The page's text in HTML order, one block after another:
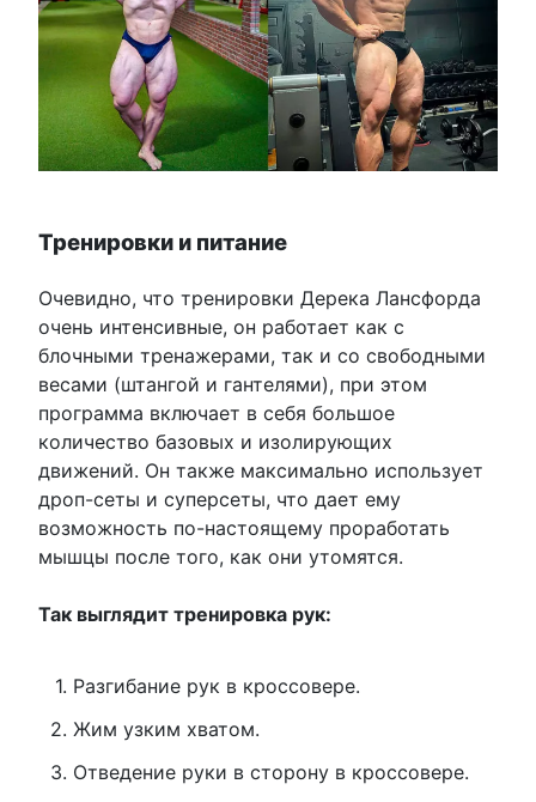
Тренировки и питание
Очевидно, что тренировки Дерека Лансфорда
очень интенсивные, он работает как с
блочными тренажерами, так и со свободными
весами (штангой и гантелями), при этом
программа включает в себя большое
количество базовых и изолирующих
движений. Он также максимально использует
дроп-сеты и суперсеты, что дает ему
возможность по-настоящему проработать
мышцы после того, как они утомятся.
Так выглядит тренировка рук:
Разгибание рук в кроссовере.
Жим узким хватом.
Отведение руки в сторону в кроссовере.